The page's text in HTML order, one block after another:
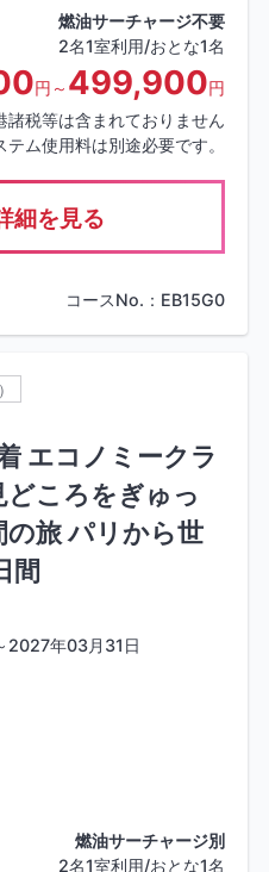
燃油サーチャージ不要
2名1室利用/おとな1名
円～ 499,900円
諸税等は含まれておりません
ム使用料は別途必要です。
細を見る
コースNo.：EB15G0
エコノミークラ
どころをぎゅっ
の旅 パリから世
間
2027年03月31日
燃油サーチャージ別
2名1室利用/おとな1名